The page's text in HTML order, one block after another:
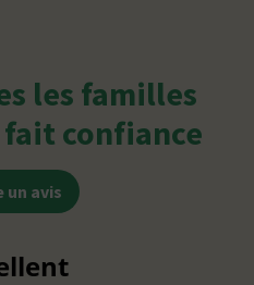
les familles
confiance
un avis